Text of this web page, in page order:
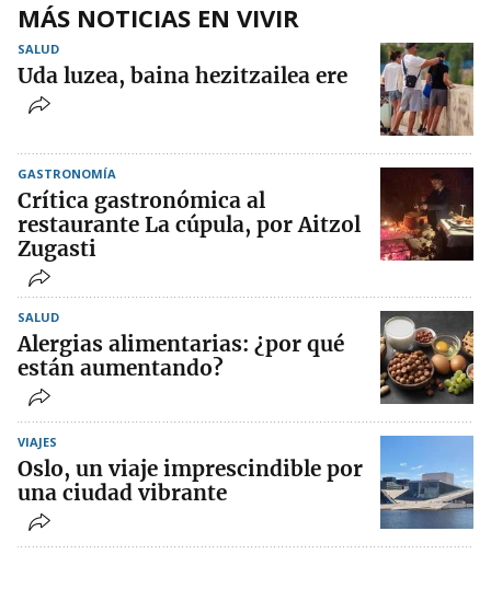
MÁS NOTICIAS EN VIVIR
SALUD
Uda luzea, baina hezitzailea ere
GASTRONOMÍA
Crítica gastronómica al
restaurante La cúpula, por Aitzol
Zugasti
SALUD
Alergias alimentarias: ¿por qué
están aumentando?
VIAJES
Oslo, un viaje imprescindible por
una ciudad vibrante